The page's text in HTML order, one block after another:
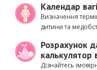
Календар
Визначення
дитини та
Розрахунок
калькулятор
Дізнайтесь